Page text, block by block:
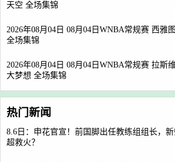
天空 全场集锦
2026年08月04日 08月04日WNBA常规赛 西雅
全场集锦
2026年08月04日 08月04日WNBA常规赛 拉斯
大梦想 全场集锦
热门新闻
8.6日：申花官宣！前国脚出任教练组组长，
超救火？